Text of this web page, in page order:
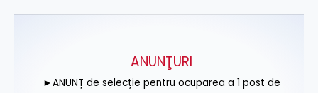
ANUNŢURI
►ANUNȚ de selecție pentru ocuparea a 1 post de